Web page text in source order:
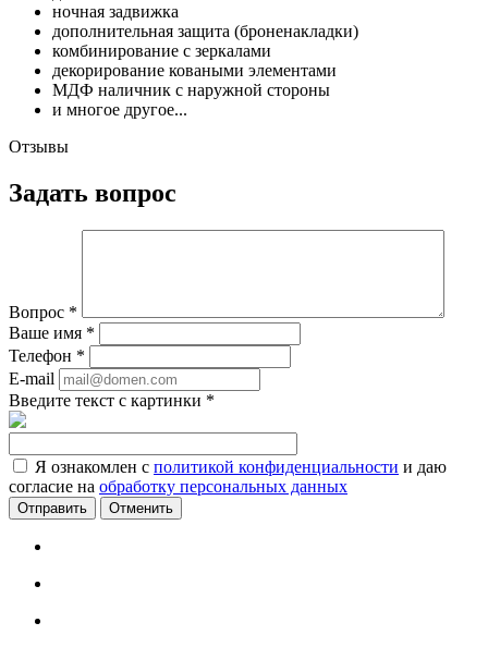
ночная задвижка
дополнительная защита (броненакладки)
комбинирование с зеркалами
декорирование коваными элементами
МДФ наличник с наружной стороны
и многое другое...
Отзывы
Задать вопрос
Вопрос *
Ваше имя *
Телефон *
E-mail
Введите текст с картинки *
Я ознакомлен с политикой конфиденциальности и даю
согласие на обработку персональных данных
Отменить